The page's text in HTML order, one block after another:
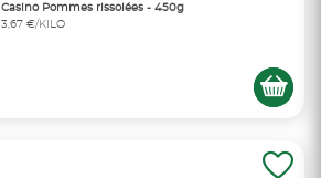
Casino Pommes rissolées - 450g
3,67 €/KILO